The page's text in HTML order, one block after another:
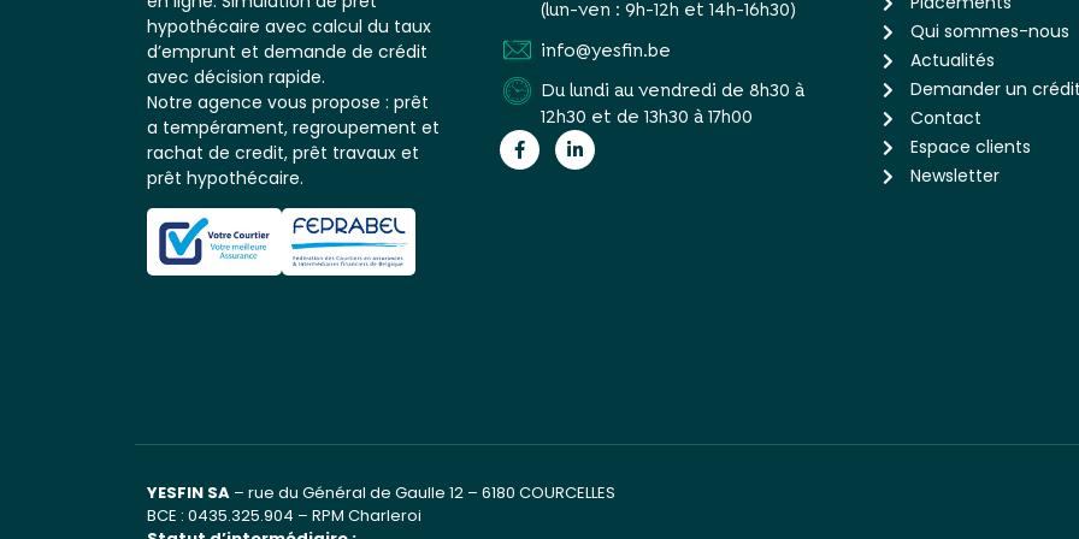
hypothécaire avec calcul du taux
d’emprunt et demande de crédit
avec décision rapide.
Notre agence vous propose : prêt
a tempérament, regroupement et
rachat de credit, prêt travaux et
prêt hypothécaire.
(lun-ven : 9h-12h et 14h-16h30)
info@yesfin.be
Du lundi au vendredi de 8h30 à
12h30 et de 13h30 à 17h00
Qui sommes-nous
Actualités
Demander un
Contact
Espace clients
Newsletter
YESFIN SA – rue du Général de Gaulle 12 – 6180 COURCELLES
BCE : 0435.325.904 – RPM Charleroi